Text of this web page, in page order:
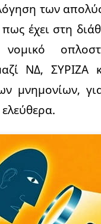
των
έχει στη
νομικό
ΝΔ, ΣΥΡΙΖΑ
μνημονίων,